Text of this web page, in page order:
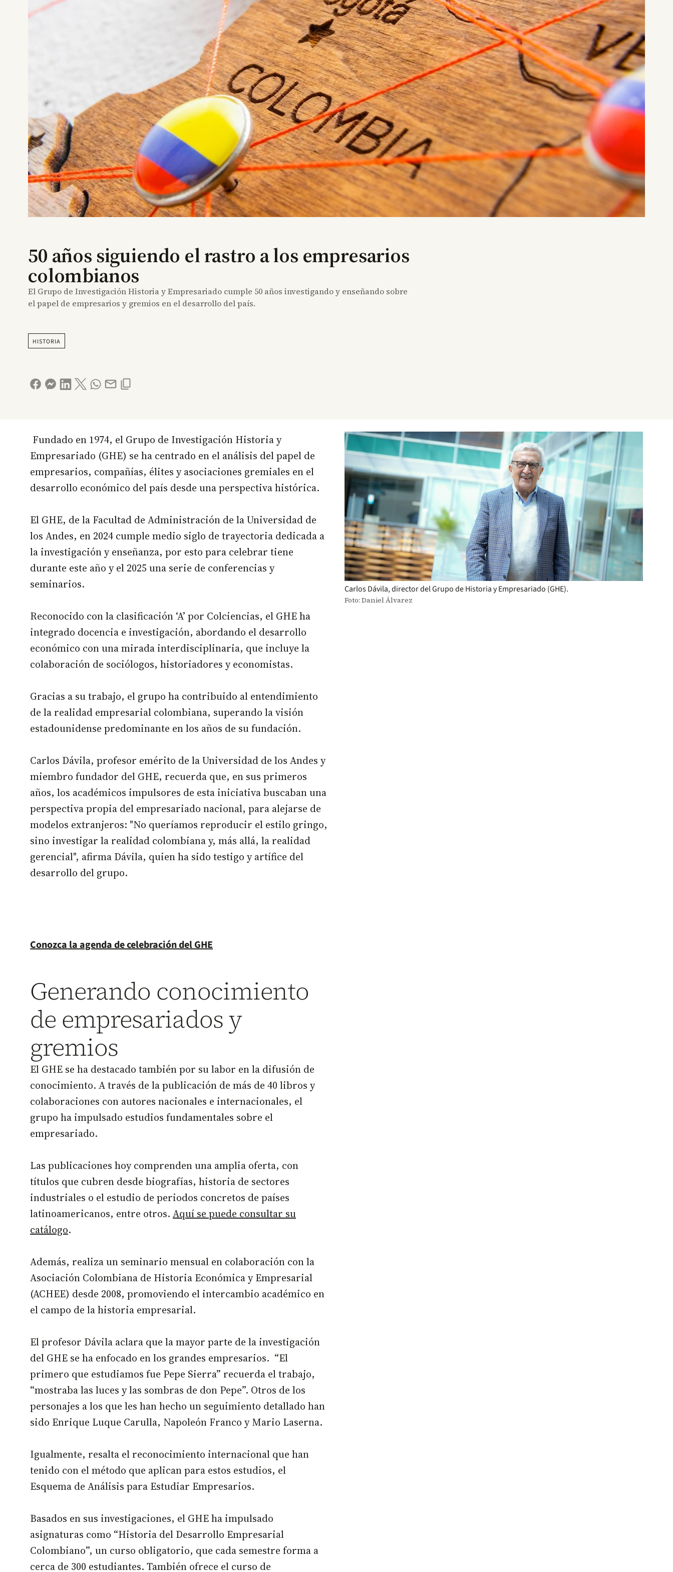
50 años siguiendo el rastro a los empresarios
colombianos
El Grupo de Investigación Historia y Empresariado cumple 50 años investigando y enseñando sobre
el papel de empresarios y gremios en el desarrollo del país.
HISTORIA
Fundado en 1974, el Grupo de Investigación Historia y
Empresariado (GHE) se ha centrado en el análisis del papel de
empresarios, compañías, élites y asociaciones gremiales en el
desarrollo económico del país desde una perspectiva histórica.
El GHE, de la Facultad de Administración de la Universidad de
los Andes, en 2024 cumple medio siglo de trayectoria dedicada a
la investigación y enseñanza, por esto para celebrar tiene
durante este año y el 2025 una serie de conferencias y
seminarios.
Reconocido con la clasificación ‘A’ por Colciencias, el GHE ha
integrado docencia e investigación, abordando el desarrollo
económico con una mirada interdisciplinaria, que incluye la
colaboración de sociólogos, historiadores y economistas.
Gracias a su trabajo, el grupo ha contribuido al entendimiento
de la realidad empresarial colombiana, superando la visión
estadounidense predominante en los años de su fundación.
Carlos Dávila, profesor emérito de la Universidad de los Andes y
miembro fundador del GHE, recuerda que, en sus primeros
años, los académicos impulsores de esta iniciativa buscaban una
perspectiva propia del empresariado nacional, para alejarse de
modelos extranjeros: "No queríamos reproducir el estilo gringo,
sino investigar la realidad colombiana y, más allá, la realidad
gerencial", afirma Dávila, quien ha sido testigo y artífice del
desarrollo del grupo.
Carlos Dávila, director del Grupo de Historia y Empresariado (GHE).
Foto: Daniel Álvarez
Conozca la agenda de celebración del GHE
Generando conocimiento
de empresariados y
gremios
El GHE se ha destacado también por su labor en la difusión de
conocimiento. A través de la publicación de más de 40 libros y
colaboraciones con autores nacionales e internacionales, el
grupo ha impulsado estudios fundamentales sobre el
empresariado.
Las publicaciones hoy comprenden una amplia oferta, con
títulos que cubren desde biografías, historia de sectores
industriales o el estudio de periodos concretos de países
latinoamericanos, entre otros. Aquí se puede consultar su
catálogo.
Además, realiza un seminario mensual en colaboración con la
Asociación Colombiana de Historia Económica y Empresarial
(ACHEE) desde 2008, promoviendo el intercambio académico en
el campo de la historia empresarial.
El profesor Dávila aclara que la mayor parte de la investigación
del GHE se ha enfocado en los grandes empresarios. “El
primero que estudiamos fue Pepe Sierra” recuerda el trabajo,
“mostraba las luces y las sombras de don Pepe”. Otros de los
personajes a los que les han hecho un seguimiento detallado han
sido Enrique Luque Carulla, Napoleón Franco y Mario Laserna.
Igualmente, resalta el reconocimiento internacional que han
tenido con el método que aplican para estos estudios, el
Esquema de Análisis para Estudiar Empresarios.
Basados en sus investigaciones, el GHE ha impulsado
asignaturas como “Historia del Desarrollo Empresarial
Colombiano”, un curso obligatorio, que cada semestre forma a
cerca de 300 estudiantes. También ofrece el curso de